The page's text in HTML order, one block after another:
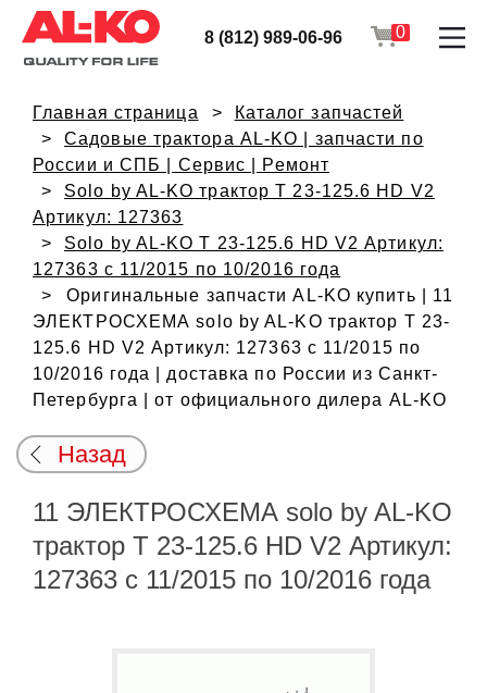
8 (812) 989-06-96 0
Главная страница
Каталог запчастей
Садовые трактора AL-KO | запчасти по
России и СПБ | Сервис | Ремонт
Solo by AL-KO трактор T 23-125.6 HD V2
Артикул: 127363
Solo by AL-KO T 23-125.6 HD V2 Артикул:
127363 с 11/2015 по 10/2016 года
Оригинальные запчасти AL-KO купить | 11
ЭЛЕКТРОСХЕМА solo by AL-KO трактор T 23-
125.6 HD V2 Артикул: 127363 с 11/2015 по
10/2016 года | доставка по России из Санкт-
Петербурга | от официального дилера AL-KO
Назад
11 ЭЛЕКТРОСХЕМА solo by AL-KO
трактор T 23-125.6 HD V2 Артикул:
127363 с 11/2015 по 10/2016 года